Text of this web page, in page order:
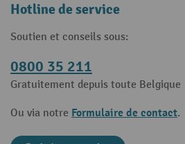
Hotline de service
Soutien et conseils sous:
0800 35 211
Gratuitement depuis toute Belgique
Ou via notre Formulaire de contact.